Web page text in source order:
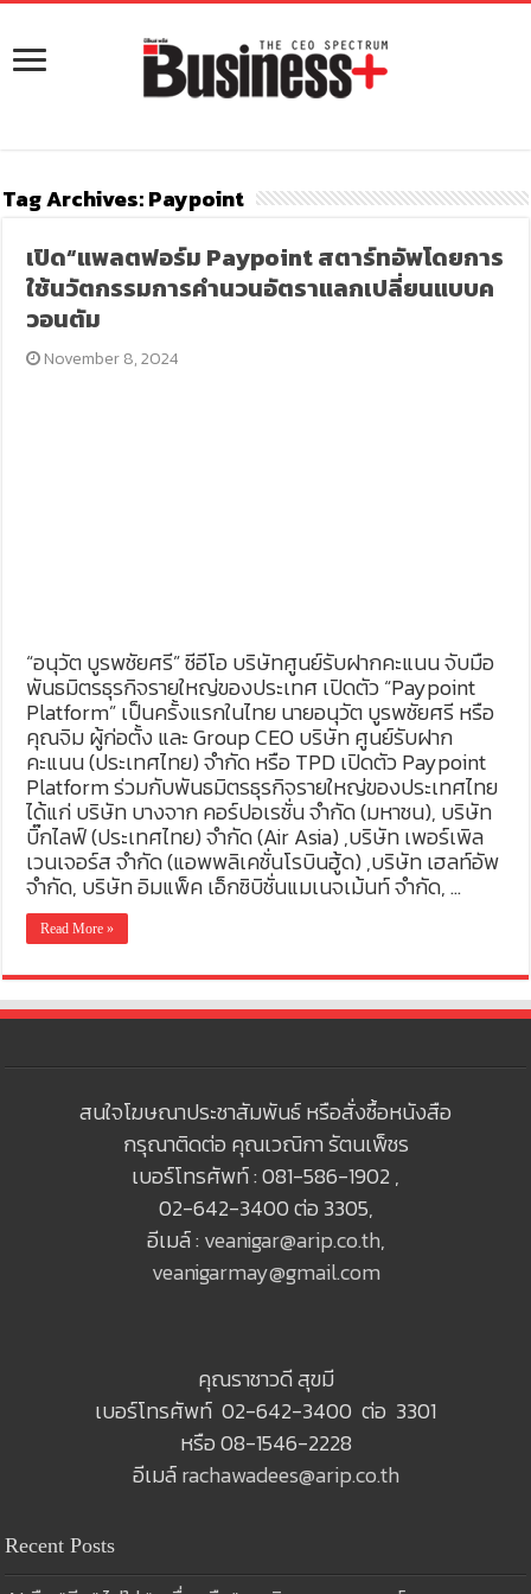
Tag Archives:Paypoint
เปิด“แพลตฟอร์ม Paypoint สตาร์ทอัพโดยการ
ใช้นวัตกรรมการคำนวนอัตราแลกเปลี่ยนแบบค
วอนตัม
November 8, 2024
“อนุวัต บูรพชัยศรี” ซีอีโอ บริษัทศูนย์รับฝากคะแนน จับมือ
พันธมิตรธุรกิจรายใหญ่ของประเทศ เปิดตัว “Paypoint
Platform” เป็นครั้งแรกในไทย นายอนุวัต บูรพชัยศรี หรือ
คุณจิม ผู้ก่อตั้ง และ Group CEO บริษัท ศูนย์รับฝาก
คะแนน (ประเทศไทย) จํากัด หรือ TPD เปิดตัว Paypoint
Platform ร่วมกับพันธมิตรธุรกิจรายใหญ่ของประเทศไทย
ได้แก่ บริษัท บางจาก คอร์ปอเรชั่น จำกัด (มหาชน), บริษัท
บิ๊กไลฟ์ (ประเทศไทย) จำกัด (Air Asia) ,บริษัท เพอร์เพิล
เวนเจอร์ส จำกัด (แอพพลิเคชั่นโรบินฮู้ด) ,บริษัท เฮลท์อัพ
จำกัด, บริษัท อิมแพ็ค เอ็กซิบิชั่นแมเนจเม้นท์ จำกัด, …
Read More »
สนใจโฆษณาประชาสัมพันธ์ หรือสั่งซื้อหนังสือ
กรุณาติดต่อ คุณเวณิกา รัตนเพ็ชร
เบอร์โทรศัพท์ : 081-586-1902 ,
02-642-3400 ต่อ 3305,
อีเมล์ : veanigar@arip.co.th,
veanigarmay@gmail.com
คุณราชาวดี สุขมี
เบอร์โทรศัพท์ 02-642-3400 ต่อ 3301
หรือ 08-1546-2228
อีเมล์rachawadees@arip.co.th
Recent Posts